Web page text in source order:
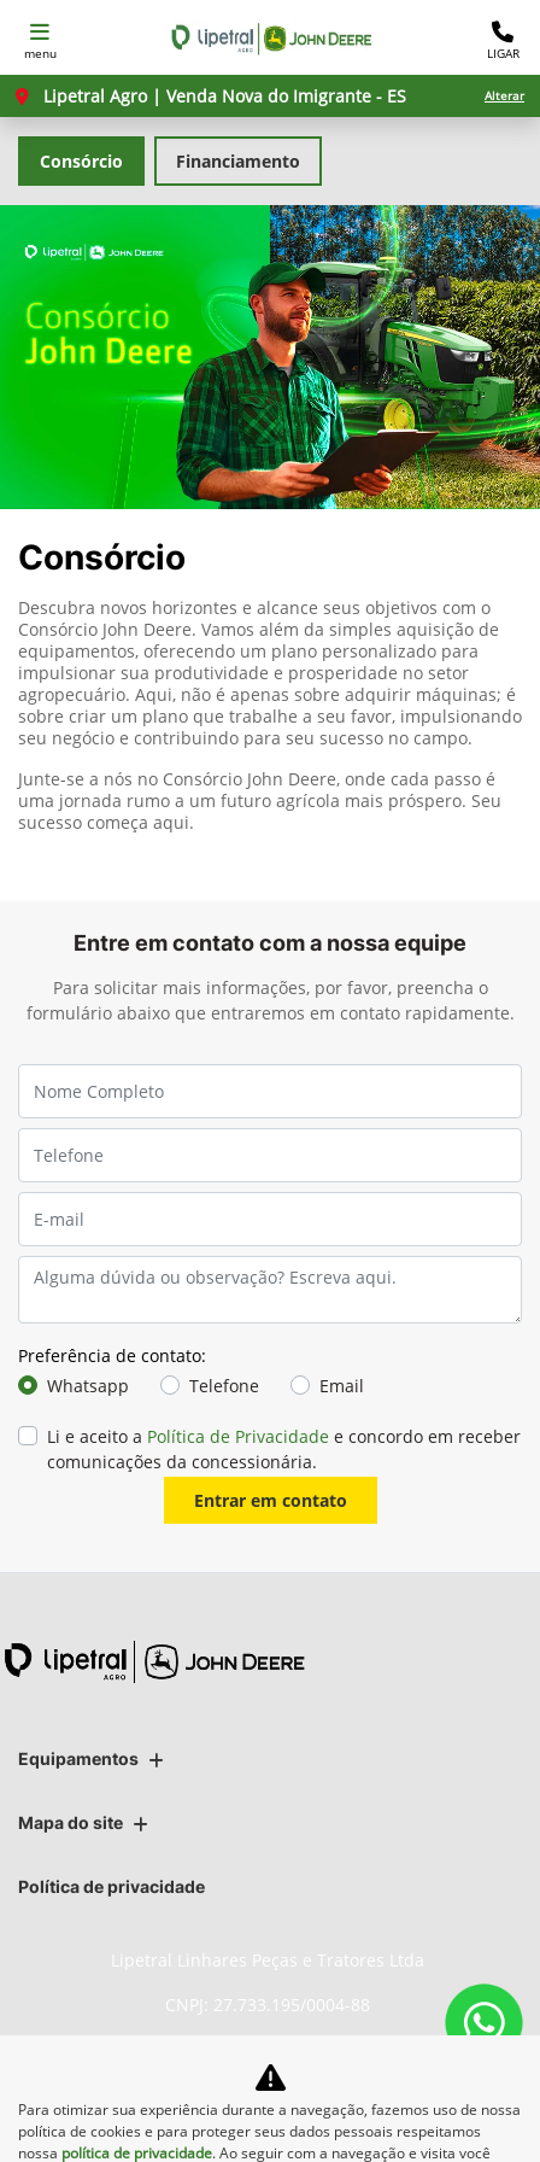
menu LIGAR
Lipetral Agro | Venda Nova do Imigrante - ES Alterar
Consórcio Financiamento
Consórcio
Descubra novos horizontes e alcance seus objetivos com o
Consórcio John Deere. Vamos além da simples aquisição de
equipamentos, oferecendo um plano personalizado para
impulsionar sua produtividade e prosperidade no setor
agropecuário. Aqui, não é apenas sobre adquirir máquinas; é
sobre criar um plano que trabalhe a seu favor, impulsionando
seu negócio e contribuindo para seu sucesso no campo.
Junte-se a nós no Consórcio John Deere, onde cada passo é
uma jornada rumo a um futuro agrícola mais próspero. Seu
sucesso começa aqui.
Entre em contato com a nossa equipe
Para solicitar mais informações, por favor, preencha o
formulário abaixo que entraremos em contato rapidamente.
Preferência de contato:
Whatsapp
Telefone Email
Li e aceito a Política de Privacidade e concordo em receber
comunicações da concessionária.
Entrar em contato
Equipamentos
Mapa do site
Política de privacidade
Lipetral Linhares Peças e Tratores Ltda
CNPJ: 27.733.195/0004-88
No trânsito, enxergar o outro
salva vidas.
Para otimizar sua experiência durante a navegação, fazemos uso de nossa
política de cookies e para proteger seus dados pessoais respeitamos
nossa política de privacidade. Ao seguir com a navegação e visita você